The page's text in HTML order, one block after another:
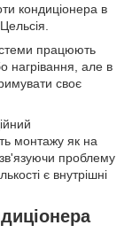
кондиціонера в
працюють
нагрівання, але в
своє
монтажу як на
проблему
є внутрішні